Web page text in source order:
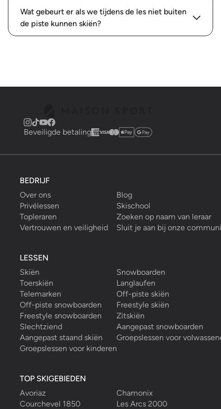
Wat gebeurt er als we tijdens de les niet buiten
de piste kunnen skiën?
Beveiligde betaling
BEDRIJF
Over ons
Blog
Privélessen
Skischool
Topleraren
Zoeken op naam van leraar
Vertrouwen en veiligheid
Sluit je aan bij onze
LESSEN
Skiën
Snowboarden
Toerskiën
Langlaufen
Telemarken
Off-piste skiën
Off-piste snowboarden
Freestyle skiën
Freestyle snowboarden
Zitskiën
Slechtziend
Aangepast snowboarden
Aangepast staand skiën
Groepslessen voor
Groepslessen voor kinderen
TOP SKIGEBIEDEN
Avoriaz
Chamonix
Courchevel 1850
Les Arcs 2000